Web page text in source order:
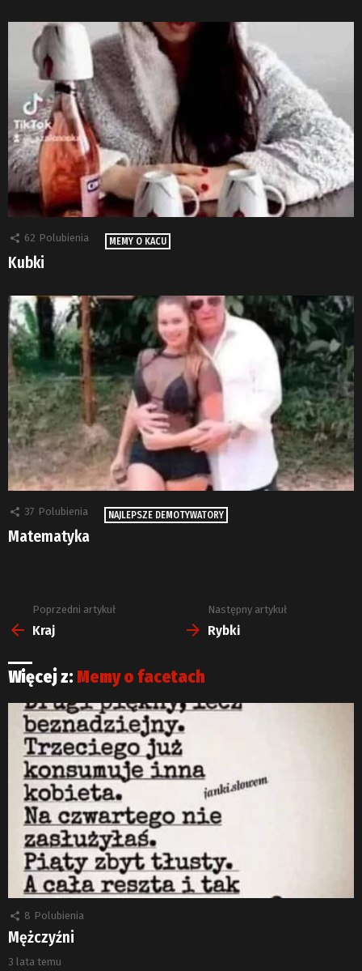
62 Polubienia MEMY O KACU
Kubki
37 Polubienia NAJLEPSZE DEMOTYWATORY
Matematyka
Zobacz
więcej
Poprzedni artykuł
Kraj
Następny artykuł
Rybki
Więcej z: Memy o facetach
8 Polubienia
Mężczyźni
3 lata temu